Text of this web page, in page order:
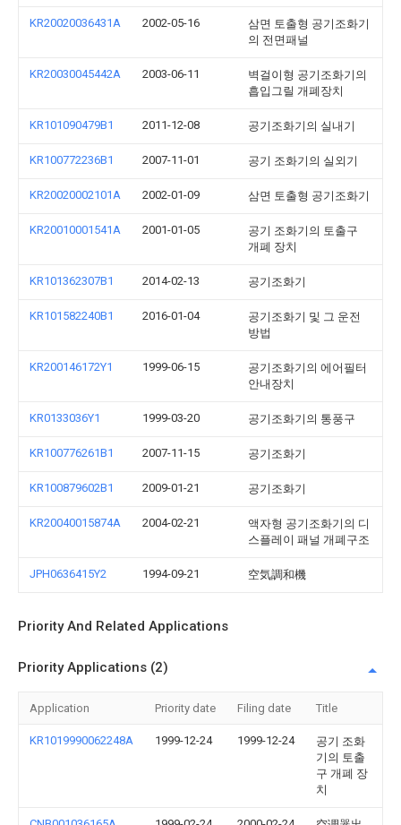
KR20020036431A 2002-05-16
삼면 토출형 공기조화기
의 전면패널
KR20030045442A 2003-06-11
벽걸이형 공기조화기의
흡입그릴 개폐장치
KR101090479B1 2011-12-08 공기조화기의 실내기
KR100772236B1 2007-11-01 공기 조화기의 실외기
KR20020002101A 2002-01-09 삼면 토출형 공기조화기
KR20010001541A 2001-01-05
공기 조화기의 토출구
개폐 장치
KR101362307B1 2014-02-13 공기조화기
KR101582240B1 2016-01-04
공기조화기 및 그 운전
방법
KR200146172Y1 1999-06-15
공기조화기의 에어필터
안내장치
KR0133036Y1 1999-03-20 공기조화기의 통풍구
KR100776261B1 2007-11-15 공기조화기
KR100879602B1 2009-01-21 공기조화기
KR20040015874A 2004-02-21
액자형 공기조화기의 디
스플레이 패널 개폐구조
JPH0636415Y2 1994-09-21 空気調和機
Priority And Related Applications
Priority Applications (2)
Application Priority date Filing date Title
KR1019990062248A 1999-12-24 1999-12-24
공기 조화
기의 토출
구 개폐 장
치